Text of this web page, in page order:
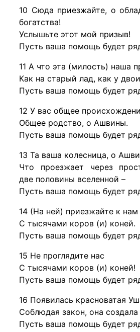
10 Сюда приезжайте, о
богатства!
Услышьте этот мой призыв!
Пусть ваша помощь будет
11 А что эта (милость) наша
Как на старый лад, как у
Пусть ваша помощь будет
12 У вас общее
Общее родство, о Ашвины.
Пусть ваша помощь будет
13 Та ваша колесница, о
Что проезжает через
две половины вселенной –
Пусть ваша помощь будет
14 (На ней) приезжайте к нам
С тысячами коров (и) коней.
Пусть ваша помощь будет
15 Не проглядите нас
С тысячами коров (и) коней!
Пусть ваша помощь будет
16 Появилась красноватая
Соблюдая закон, она создала
Пусть ваша помощь будет